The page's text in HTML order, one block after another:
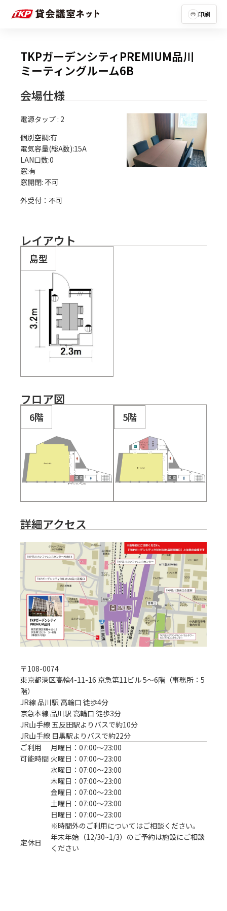
印刷
TKPガーデンシティPREMIUM品川
ミーティングルーム6B
会場仕様
電源タップ : 2
個別空調:有
電気容量(総A数):15A
LAN口数:0
窓:有
外受付：不可
レイアウト
島型
フロア図
6階 5階
詳細アクセス
〒108-0074
東京都港区高輪4-11-16 京急第11ビル 5～6階（事務所：5
階）
JR線 品川駅 高輪口 徒歩4分
京急本線 品川駅 高輪口 徒歩3分
JR山手線 五反田駅よりバスで約10分
JR山手線 目黒駅よりバスで約22分
ご利用
可能時間
月曜日：07:00〜23:00
火曜日：07:00〜23:00
水曜日：07:00〜23:00
木曜日：07:00〜23:00
金曜日：07:00〜23:00
土曜日：07:00〜23:00
日曜日：07:00〜23:00
※時間外のご利用についてはご相談ください。
定休日
年末年始（12/30~1/3）のご予約は施設にご相談
ください